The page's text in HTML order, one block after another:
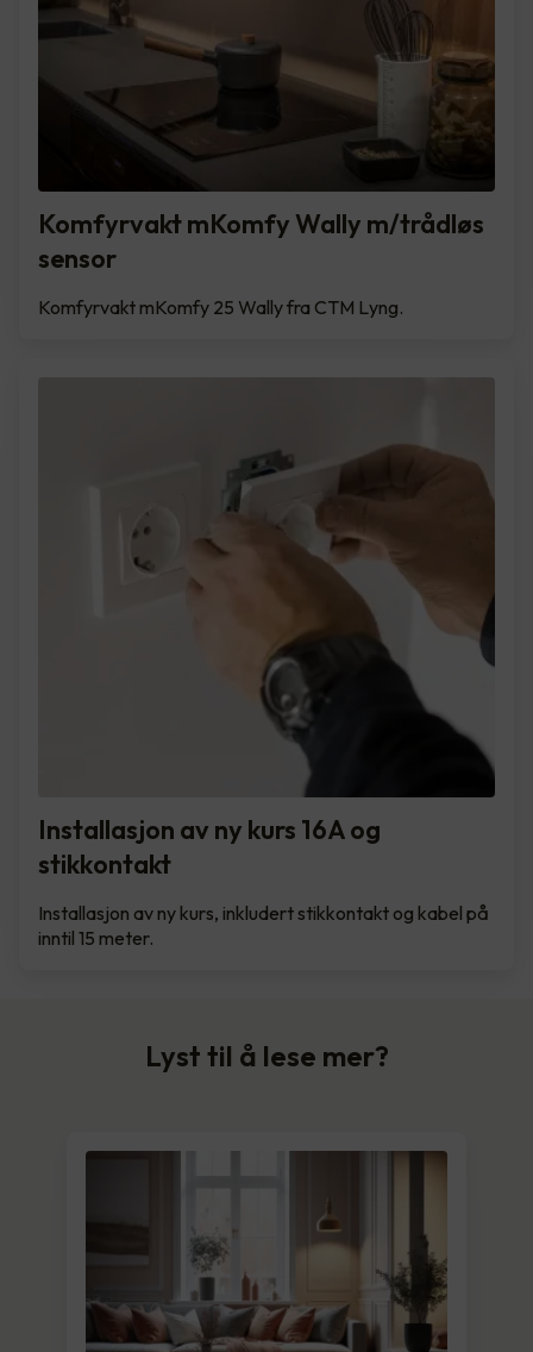
Komfyrvakt mKomfy Wally m/trådløs
sensor
Komfyrvakt mKomfy 25 Wally fra CTM Lyng.
Installasjon av ny kurs 16A og
stikkontakt
Installasjon av ny kurs, inkludert stikkontakt og kabel på
inntil 15 meter.
Lyst til å lese mer?